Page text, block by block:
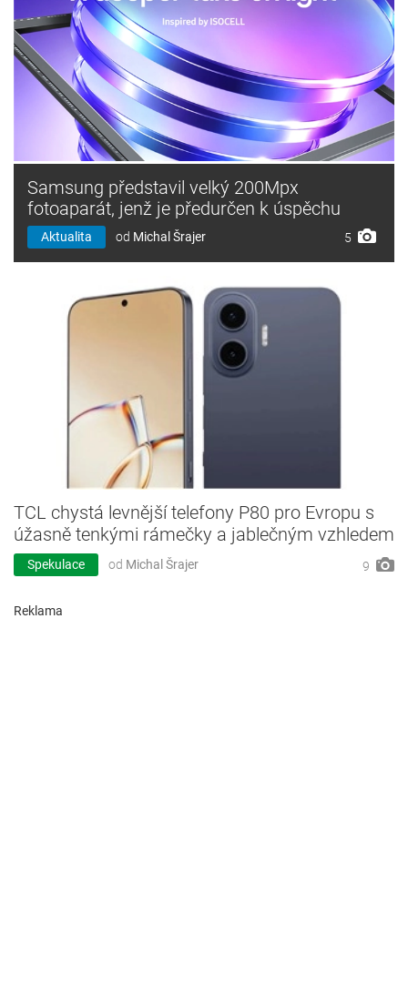
Samsung představil velký 200Mpx
fotoaparát, jenž je předurčen k úspěchu
Aktualita od Michal Šrajer 5
TCL chystá levnější telefony P80 pro Evropu s
úžasně tenkými rámečky a jablečným vzhledem
Spekulace od Michal Šrajer 9
Reklama